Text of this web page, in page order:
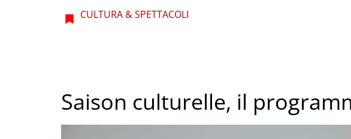
CULTURA & SPETTACOLI
Saison culturelle, il